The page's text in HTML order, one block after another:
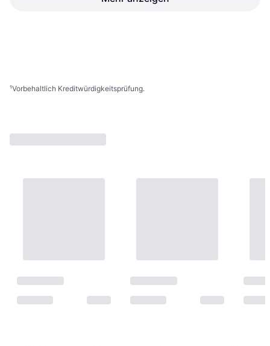
¹Vorbehaltlich Kreditwürdigkeitsprüfung.